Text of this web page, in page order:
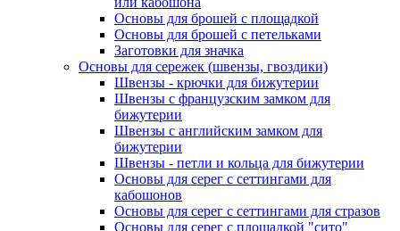
Основы для брошей с площадкой
Основы для брошей с петельками
Заготовки для значка
Основы для сережек (швензы, гвоздики)
Швензы - крючки для бижутерии
Швензы с французским замком для
бижутерии
Швензы с английским замком для
бижутерии
Швензы - петли и кольца для бижутерии
Основы для серег с сеттингами для
кабошонов
Основы для серег с сеттингами для стразов
Основы для серег с площадкой "сито"